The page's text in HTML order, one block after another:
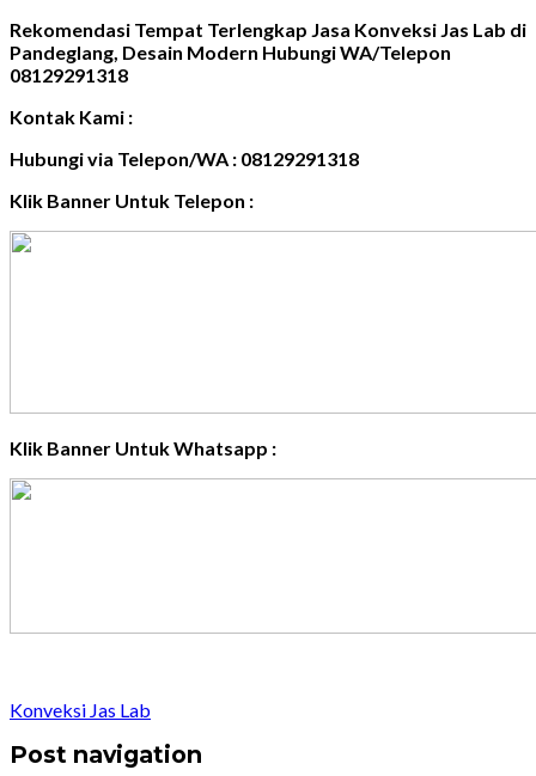
Rekomendasi Tempat Terlengkap Jasa Konveksi Jas Lab di
Pandeglang, Desain Modern Hubungi WA/Telepon
08129291318
Kontak Kami :
Hubungi via Telepon/WA : 08129291318
Klik Banner Untuk Telepon :
Klik Banner Untuk Whatsapp :
Konveksi Jas Lab
Post navigation